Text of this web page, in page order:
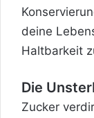
deine
Haltbarkeit
Die
Zucker